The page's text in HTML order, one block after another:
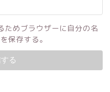
ためブラウザーに自分の名
保存する。